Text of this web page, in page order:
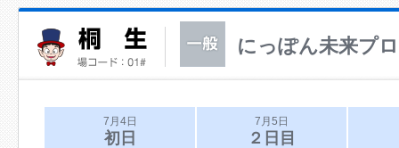
にっぽん未来プ
7月4日
初日
7月5日
２日目